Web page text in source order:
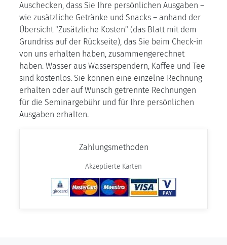
Auschecken, dass Sie Ihre persönlichen Ausgaben –
wie zusätzliche Getränke und Snacks – anhand der
Übersicht "Zusätzliche Kosten" (das Blatt mit dem
Grundriss auf der Rückseite), das Sie beim Check-in
von uns erhalten haben, zusammengerechnet
haben. Wasser aus Wasserspendern, Kaffee und Tee
sind kostenlos. Sie können eine einzelne Rechnung
erhalten oder auf Wunsch getrennte Rechnungen
für die Seminargebühr und für Ihre persönlichen
Ausgaben erhalten.
Zahlungsmethoden
Akzeptierte Karten